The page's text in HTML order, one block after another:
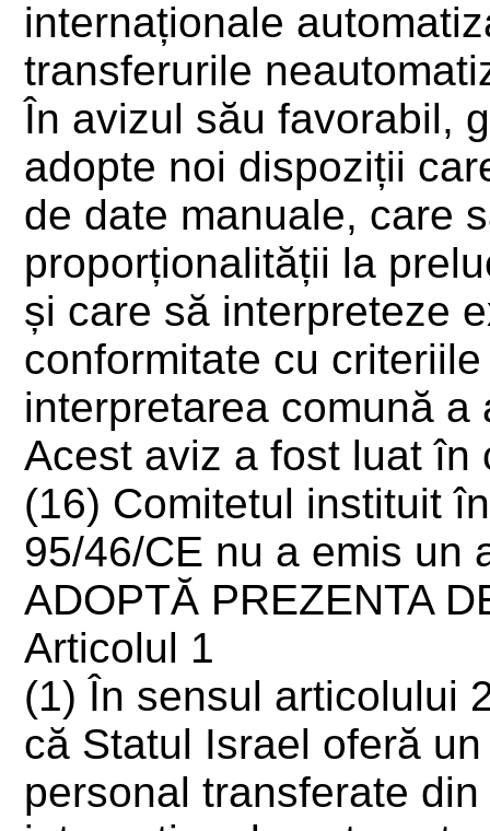
internaționale
transferurile
În avizul său favorabil,
adopte noi dispoziții
de date manuale, care
proporționalității la
și care să interpreteze
conformitate cu
interpretarea comună
Acest aviz a fost luat în
(16) Comitetul instituit
95/46/CE nu a emis un
ADOPTĂ PREZENTA
Articolul 1
(1) În sensul articolului
că Statul Israel oferă
personal transferate